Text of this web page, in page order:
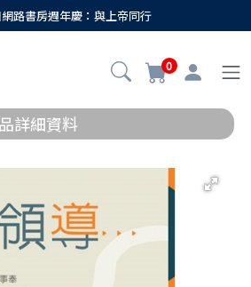
路書房週年慶：與上帝同行
0
詳細資料